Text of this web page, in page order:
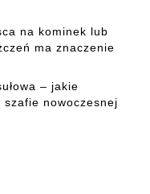
na kominek lub
ma znaczenie
– jakie
nowoczesnej